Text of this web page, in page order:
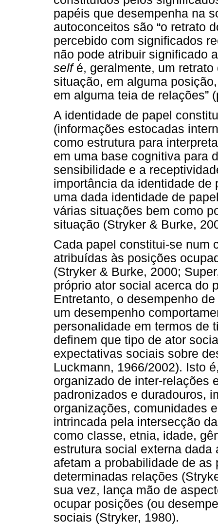
papéis que desempenha na
autoconceitos são “o retrato
percebido com significados
não pode atribuir significado
selfé, geralmente, um
situação, em alguma
em alguma teia de relações”
A identidade de papel
(informações estocadas
como estrutura para
em uma base cognitiva para
sensibilidade e a
importância da identidade de
uma dada identidade de
várias situações bem como
situação (Stryker & Burke,
Cada papel constitui-se num
atribuídas às posições
(Stryker & Burke, 2000;
próprio ator social acerca do
Entretanto, o desempenho
um desempenho
personalidade em termos de
definem que tipo de ator
expectativas sociais sobre
Luckmann, 1966/2002). Isto
organizado de inter-relações
padronizados e duradouros,
organizações, comunidades
intrincada pela intersecção
como classe, etnia, idade,
estrutura social externa
afetam a probabilidade de
determinadas relações
sua vez, lança mão de
ocupar posições (ou
sociais (Stryker, 1980).